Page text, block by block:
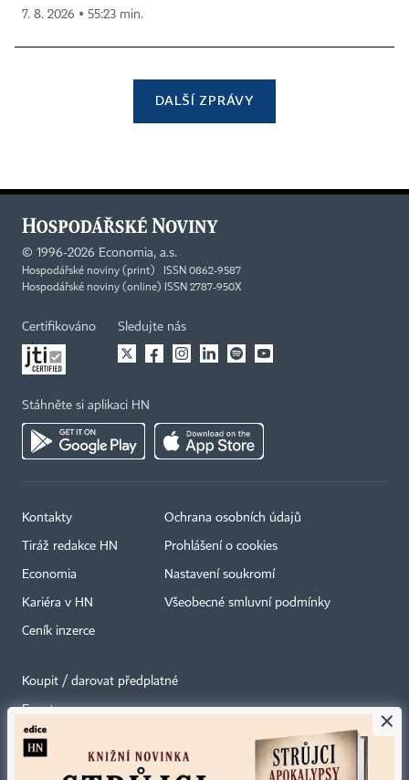
7. 8. 2026 ▪ 55:23 min.
DALŠÍ ZPRÁVY
© 1996-2026 Economia, a.s.
Hospodářské noviny (print) ISSN 0862-9587
Hospodářské noviny (online) ISSN 2787-950X
Certifikováno Sledujte nás
Stáhněte si aplikaci HN
Kontakty
Tiráž redakce HN
Economia
Kariéra v HN
Ceník inzerce
Ochrana osobních údajů
Prohlášení o cookies
Nastavení soukromí
Všeobecné smluvní podmínky
Koupit / darovat předplatné
Eventy
Newslettery
×